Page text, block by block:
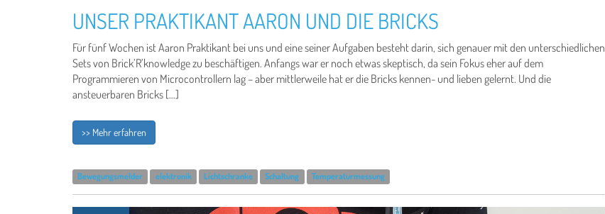
UNSER PRAKTIKANT AARON UND DIE BRICKS
Für fünf Wochen ist Aaron Praktikant bei uns und eine seiner Aufgaben besteht darin, sich genauer mit den unterschiedlichen
Sets von Brick’R’knowledge zu beschäftigen. Anfangs war er noch etwas skeptisch, da sein Fokus eher auf dem
Programmieren von Microcontrollern lag – aber mittlerweile hat er die Bricks kennen- und lieben gelernt. Und die
ansteuerbaren Bricks […]
>> Mehr erfahren
Bewegungsmelder elektronik Lichtschranke Schaltung Temperaturmessung